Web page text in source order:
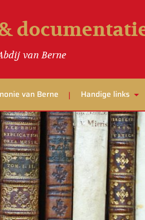
van Berne
van Berne Handige links